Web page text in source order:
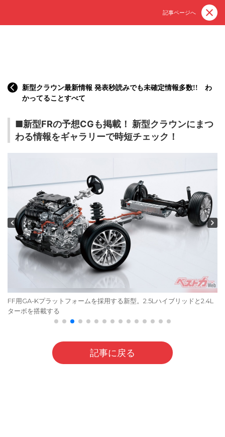
記事ページへ
新型クラウン最新情報 発表秒読みでも未確定情報多数!! わ
かってることすべて
■新型FRの予想CGも掲載！ 新型クラウンにまつ
わる情報をギャラリーで時短チェック！
FF用GA-Kプラットフォームを採用する新型。2.5Lハイブリッドと2.4L
ターボを搭載する
記事に戻る